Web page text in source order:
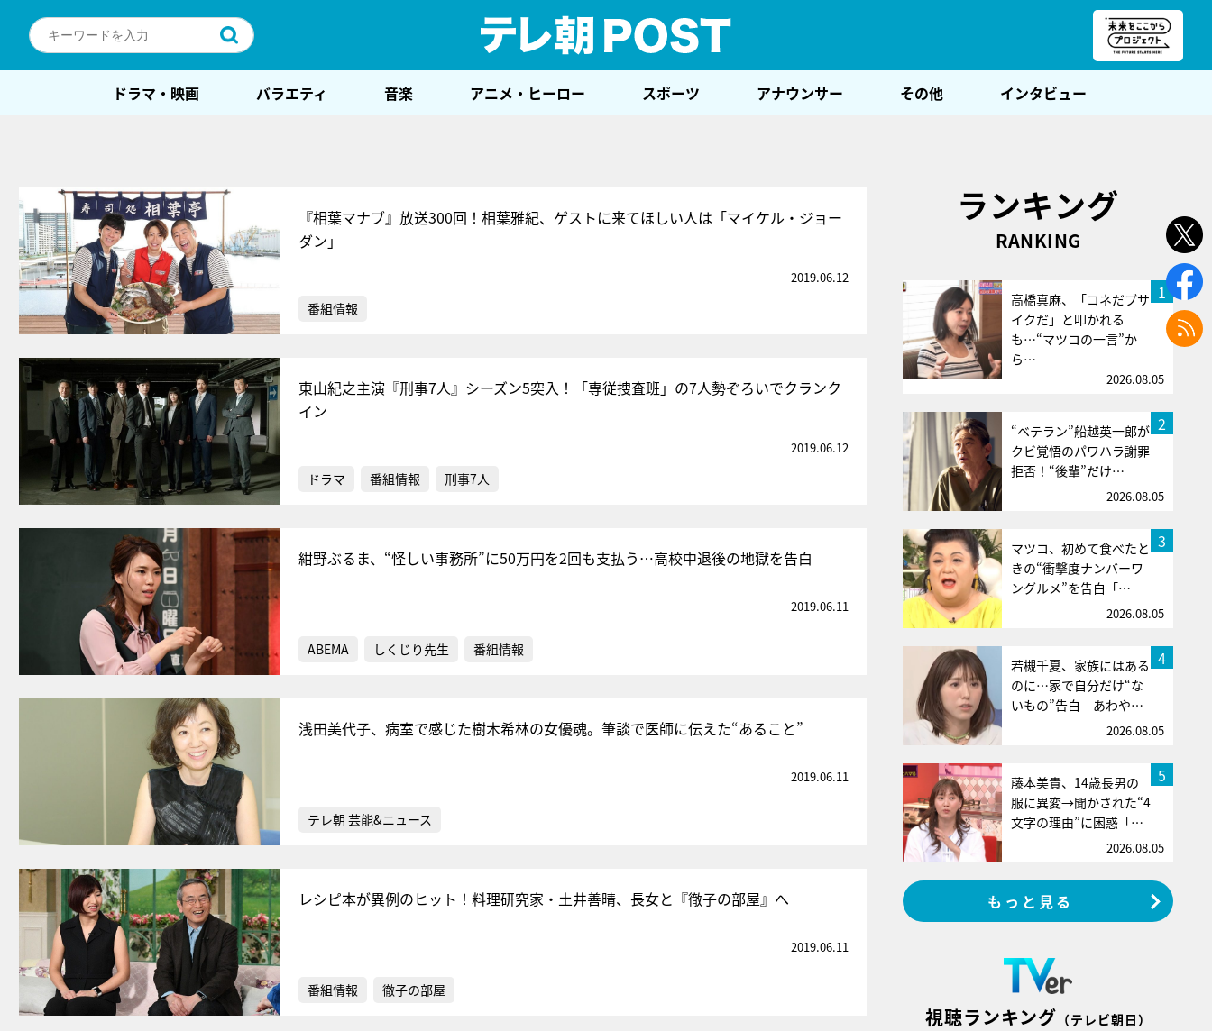
ドラマ・映画 バラエティ 音楽 アニメ・ヒーロー スポーツ アナウンサー その他 インタビュー
『相葉マナブ』放送300回！相葉雅紀、ゲストに来てほしい人は「マイケル・ジョー
ダン」
2019.06.12
番組情報
東山紀之主演『刑事7人』シーズン5突入！「専従捜査班」の7人勢ぞろいでクランク
イン
2019.06.12
ドラマ 番組情報 刑事7人
紺野ぶるま、“怪しい事務所”に50万円を2回も支払う…高校中退後の地獄を告白
2019.06.11
ABEMA しくじり先生 番組情報
浅田美代子、病室で感じた樹木希林の女優魂。筆談で医師に伝えた“あること”
2019.06.11
テレ朝 芸能&ニュース
レシピ本が異例のヒット！料理研究家・土井善晴、長女と『徹子の部屋』へ
2019.06.11
番組情報 徹子の部屋
ランキング
RANKING
1
高橋真麻、「コネだブサ
イクだ」と叩かれる
も…“マツコの一言”か
ら…
2026.08.05
2
“ベテラン”船越英一郎が
クビ覚悟のパワハラ謝罪
拒否！“後輩”だけ…
2026.08.05
3
マツコ、初めて食べたと
きの“衝撃度ナンバーワ
ングルメ”を告白「…
2026.08.05
4
若槻千夏、家族にはある
のに…家で自分だけ“な
いもの”告白 あわや…
2026.08.05
5
藤本美貴、14歳長男の
服に異変→聞かされた“4
文字の理由”に困惑「…
2026.08.05
もっと見る
視聴ランキング （テレビ朝日）